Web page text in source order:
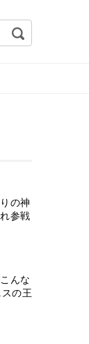
の神
参戦
んな
の王